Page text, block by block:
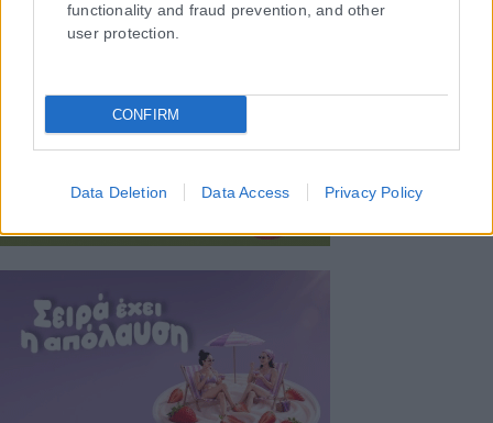
functionality and fraud prevention, and other
user protection.
CONFIRM
Data Deletion Data Access Privacy Policy